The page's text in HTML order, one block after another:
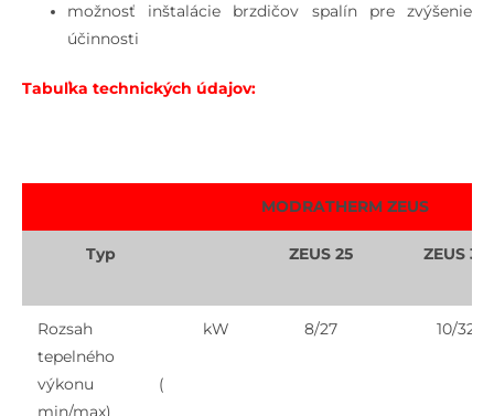
možnosť inštalácie brzdičov spalín pre zvýšenie
účinnosti
Tabuľka technických údajov:
MODRATHERM ZEUS
Typ ZEUS 25 ZEUS 30
Rozsah
tepelného
výkonu (
min/max)
kW 8/27 10/32